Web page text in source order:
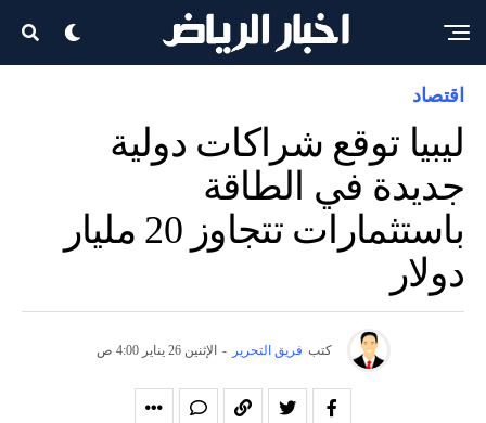
اقتصاد
ليبيا توقع شراكات دولية
جديدة في الطاقة
باستثمارات تتجاوز 20 مليار
دولار
كتب فريق التحرير - الإثنين 26 يناير 4:00 ص